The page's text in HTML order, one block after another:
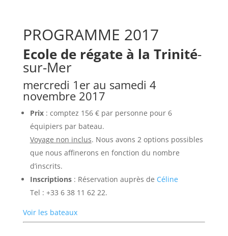
PROGRAMME 2017
Ecole de régate à la Trinité-
sur-Mer
mercredi 1er au samedi 4
novembre 2017
Prix: comptez 156 € par personne pour 6
équipiers par bateau.
Voyage non inclus. Nous avons 2 options possibles
que nous affinerons en fonction du nombre
d’inscrits.
Inscriptions: Réservation auprès de Céline
Tel : +33 6 38 11 62 22.
Voir les bateaux